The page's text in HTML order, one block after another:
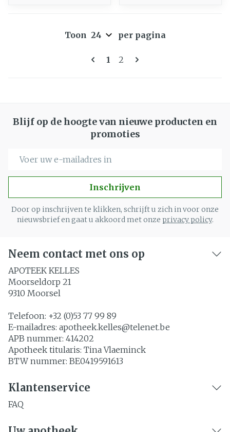
Pagina's
U lees momenteel pagina
1 Pagina
2
Toon per pagina
Blijf op de hoogte van nieuwe producten en
promoties
Inschrijven
Door op inschrijven te klikken, schrijft u zich in voor onze
nieuwsbrief en gaat u akkoord met onze privacy policy.
Neem contact met ons op
APOTEEK KELLES
Moorseldorp 21
9310 Moorsel
Telefoon: +32 (0)53 77 99 89
E-mailadres: apotheek.kelles@telenet.be
APB nummer: 414202
Apotheek titularis: Tina Vlaeminck
BTW nummer: BE0419591613
Klantenservice
FAQ